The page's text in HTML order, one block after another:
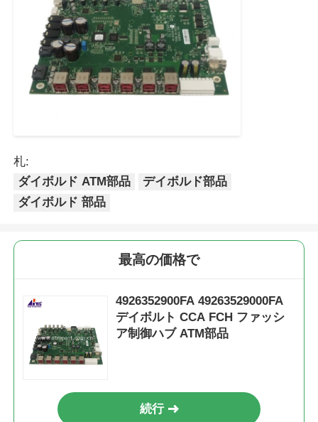
札:
ダイボルド ATM部品
デイボルド部品
ダイボルド 部品
最高の価格で
4926352900FA 49263529000FA
デイボルト CCA FCH ファッシ
ア制御ハブ ATM部品
続行